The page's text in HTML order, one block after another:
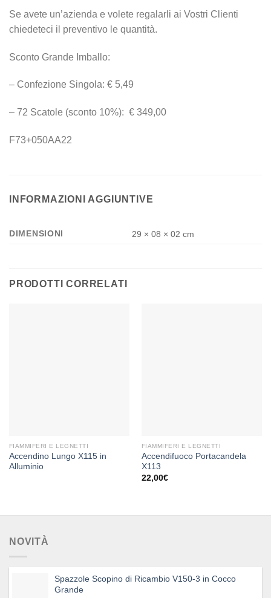
Se avete un’azienda e volete regalarli ai Vostri Clienti
chiedeteci il preventivo le quantità.
Sconto Grande Imballo:
– Confezione Singola: € 5,49
– 72 Scatole (sconto 10%): € 349,00
F73+050AA22
INFORMAZIONI AGGIUNTIVE
DIMENSIONI 29 × 08 × 02 cm
PRODOTTI CORRELATI
FIAMMIFERI E LEGNETTI
Accendino Lungo X115 in
Alluminio
FIAMMIFERI E LEGNETTI
Accendifuoco Portacandela
X113
22,00€
NOVITÀ
Spazzole Scopino di Ricambio V150-3 in Cocco
Grande